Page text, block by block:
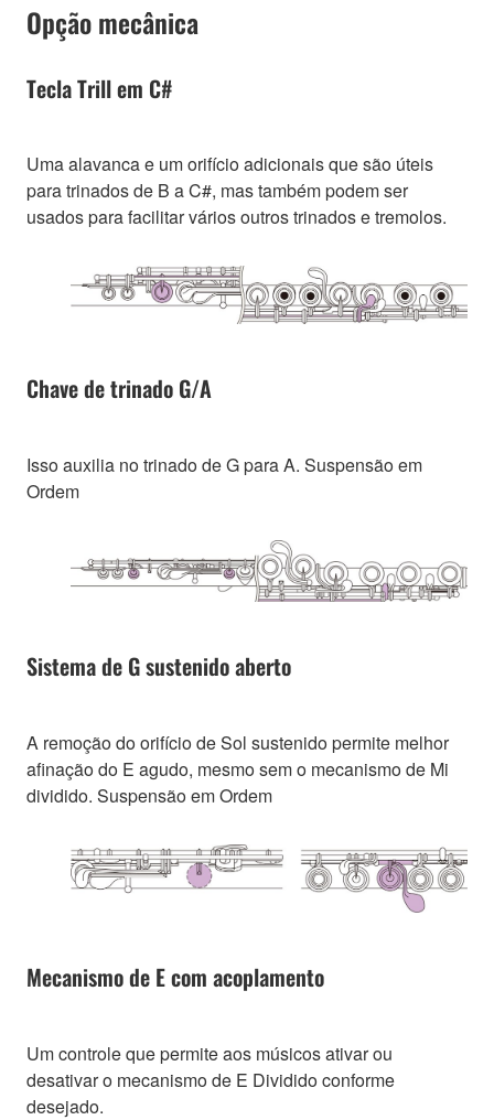
Opção mecânica
Tecla Trill em C#
Uma alavanca e um orifício adicionais que são úteis
para trinados de B a C#, mas também podem ser
usados para facilitar vários outros trinados e tremolos.
Chave de trinado G/A
Isso auxilia no trinado de G para A. Suspensão em
Ordem
Sistema de G sustenido aberto
A remoção do orifício de Sol sustenido permite melhor
afinação do E agudo, mesmo sem o mecanismo de Mi
dividido. Suspensão em Ordem
Mecanismo de E com acoplamento
Um controle que permite aos músicos ativar ou
desativar o mecanismo de E Dividido conforme
desejado.